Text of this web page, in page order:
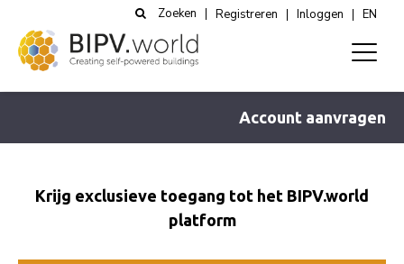
Zoeken Registreren Inloggen EN
Account aanvragen
Krijg exclusieve toegang tot het BIPV.world
platform